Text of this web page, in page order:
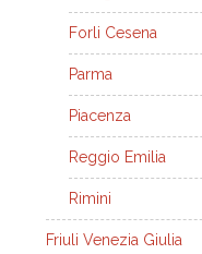
Forli Cesena
Parma
Piacenza
Reggio Emilia
Rimini
Friuli Venezia Giulia